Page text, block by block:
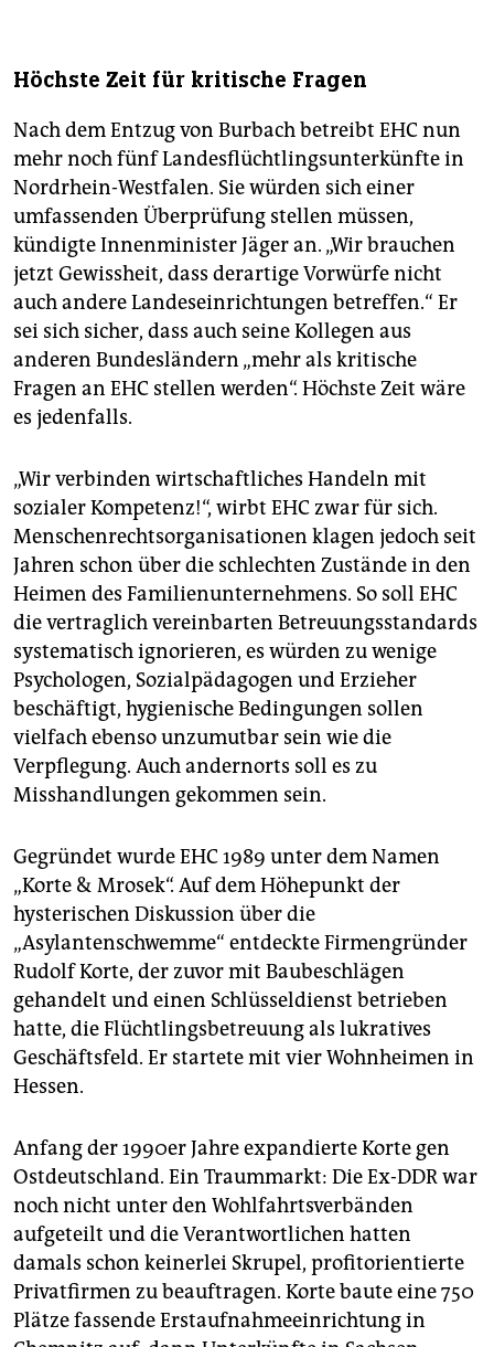
Höchste Zeit für kritische Fragen
Nach dem Entzug von Burbach betreibt EHC nun
mehr noch fünf Landesflüchtlingsunterkünfte in
Nordrhein-Westfalen. Sie würden sich einer
umfassenden Überprüfung stellen müssen,
kündigte Innenminister Jäger an. „Wir brauchen
jetzt Gewissheit, dass derartige Vorwürfe nicht
auch andere Landeseinrichtungen betreffen.“ Er
sei sich sicher, dass auch seine Kollegen aus
anderen Bundesländern „mehr als kritische
Fragen an EHC stellen werden“. Höchste Zeit wäre
es jedenfalls.
„Wir verbinden wirtschaftliches Handeln mit
sozialer Kompetenz!“, wirbt EHC zwar für sich.
Menschenrechtsorganisationen klagen jedoch seit
Jahren schon über die schlechten Zustände in den
Heimen des Familienunternehmens. So soll EHC
die vertraglich vereinbarten Betreuungsstandards
systematisch ignorieren, es würden zu wenige
Psychologen, Sozialpädagogen und Erzieher
beschäftigt, hygienische Bedingungen sollen
vielfach ebenso unzumutbar sein wie die
Verpflegung. Auch andernorts soll es zu
Misshandlungen gekommen sein.
Gegründet wurde EHC 1989 unter dem Namen
„Korte & Mrosek“. Auf dem Höhepunkt der
hysterischen Diskussion über die
„Asylantenschwemme“ entdeckte Firmengründer
Rudolf Korte, der zuvor mit Baubeschlägen
gehandelt und einen Schlüsseldienst betrieben
hatte, die Flüchtlingsbetreuung als lukratives
Geschäftsfeld. Er startete mit vier Wohnheimen in
Hessen.
Anfang der 1990er Jahre expandierte Korte gen
Ostdeutschland. Ein Traummarkt: Die Ex-DDR war
noch nicht unter den Wohlfahrtsverbänden
aufgeteilt und die Verantwortlichen hatten
damals schon keinerlei Skrupel, profitorientierte
Privatfirmen zu beauftragen. Korte baute eine 750
Plätze fassende Erstaufnahmeeinrichtung in